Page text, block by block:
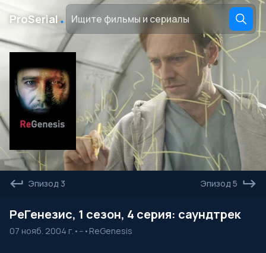
ProSerial․
Эпизод 3 Эпизод 5
РеГенезис, 1 сезон, 4 серия: саундтрек
07 нояб. 2004 г. • -- • ReGenesis